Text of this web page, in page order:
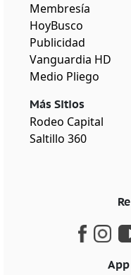
Membresía
HoyBusco
Publicidad
Vanguardia HD
Medio Pliego
Más Sitios
Rodeo Capital
Saltillo 360